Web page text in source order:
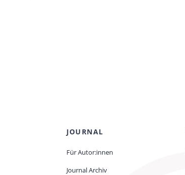
JOURNAL
Für Autor:innen
Journal Archiv